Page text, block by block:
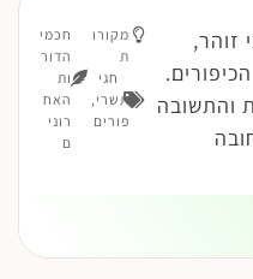
זוהר,
והתשובה
מקורו
ת
חגי
תשרי,
פורים
חכמי
הדור
ות
האח
רוני
ם